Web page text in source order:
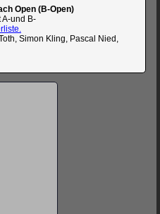
Open (B-Open)
A-und B-
Simon Kling, Pascal Nied,